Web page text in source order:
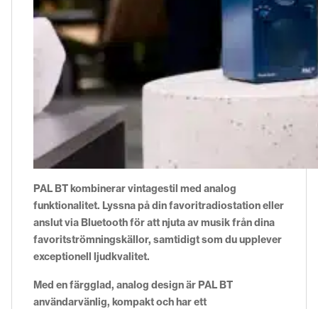
PAL BT kombinerar vintagestil med analog
funktionalitet. Lyssna på din favoritradiostation eller
anslut via Bluetooth för att njuta av musik från dina
favoritströmningskällor, samtidigt som du upplever
exceptionell ljudkvalitet.
Med en färgglad, analog design är PAL BT
användarvänlig, kompakt och har ett